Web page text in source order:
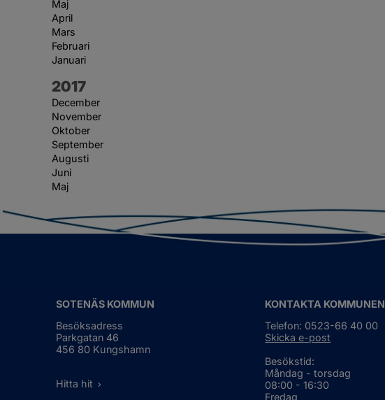
Maj
April
Mars
Februari
Januari
År:
2017
December
November
Oktober
September
Augusti
Juni
Maj
SOTENÄS KOMMUN
Besöksadress
Parkgatan 46
456 80 Kungshamn
Hitta hit
KONTAKTA KOMMUNEN
Telefon: 0523-66 40 00
Skicka e-post
Besökstid:
Måndag - torsdag
08:00 - 16:30
Fredag